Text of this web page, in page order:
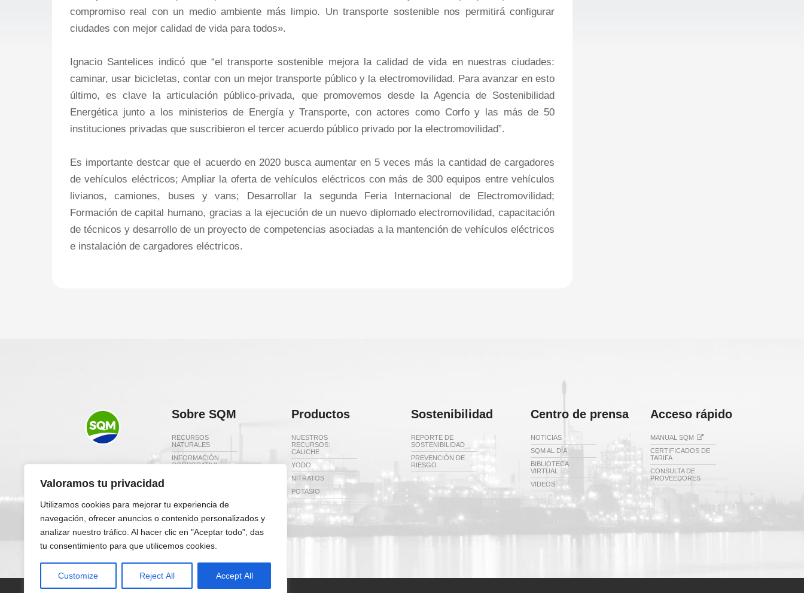
Valoramos tu privacidad
Utilizamos cookies para mejorar tu experiencia de
navegación, ofrecer anuncios o contenido personalizados y
analizar nuestro tráfico. Al hacer clic en "Aceptar todo", das
tu consentimiento para que utilicemos cookies.
Customize Reject All Accept All
compromiso real con un medio ambiente más limpio. Un transporte sostenible nos permitirá configurar
ciudades con mejor calidad de vida para todos».
Ignacio Santelices indicó que “el transporte sostenible mejora la calidad de vida en nuestras ciudades:
caminar, usar bicicletas, contar con un mejor transporte público y la electromovilidad. Para avanzar en esto
último, es clave la articulación público-privada, que promovemos desde la Agencia de Sostenibilidad
Energética junto a los ministerios de Energía y Transporte, con actores como Corfo y las más de 50
instituciones privadas que suscribieron el tercer acuerdo público privado por la electromovilidad”.
Es importante destcar que el acuerdo en 2020 busca aumentar en 5 veces más la cantidad de cargadores
de vehículos eléctricos; Ampliar la oferta de vehículos eléctricos con más de 300 equipos entre vehículos
livianos, camiones, buses y vans; Desarrollar la segunda Feria Internacional de Electromovilidad;
Formación de capital humano, gracias a la ejecución de un nuevo diplomado electromovilidad, capacitación
de técnicos y desarrollo de un proyecto de competencias asociadas a la mantención de vehículos eléctricos
e instalación de cargadores eléctricos.
Sobre SQM
RECURSOS
NATURALES
INFORMACIÓN
CORPORATIVA
INVERSORES
Productos
NUESTROS
RECURSOS:
CALICHE
YODO
NITRATOS
POTASIO
Sostenibilidad
REPORTE DE
SOSTENIBILIDAD
PREVENCIÓN DE
RIESGO
Centro de prensa
NOTICIAS
SQM AL DÍA
BIBLIOTECA
VIRTUAL
VIDEOS
Acceso rápido
MANUAL SQM
CERTIFICADOS DE
TARIFA
CONSULTA DE
PROVEEDORES